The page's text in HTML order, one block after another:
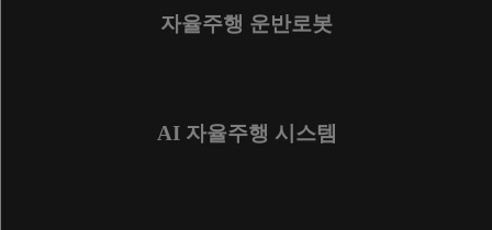
자율주행 운반로봇
AI 자율주행 시스템